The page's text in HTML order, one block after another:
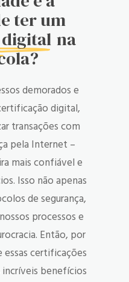
ter um
na
demorados e
digital,
transações com
pela Internet –
mais confiável e
Isso não apenas
de segurança,
processos e
Então, por
certificações
benefícios